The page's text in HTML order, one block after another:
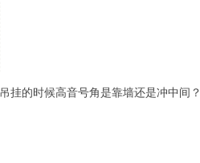
挂的时候高音号角是靠墙还是冲中间？